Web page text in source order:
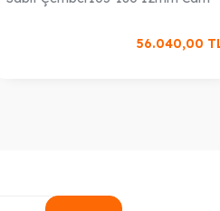
56.040,00